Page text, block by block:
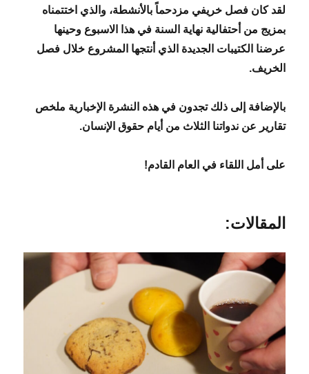
لقد كان فصل خريفي مزدحماً بالأنشطة، والذي اختتمناه
بمزيج من أحتفالية نهاية السنة في هذا الاسبوع وحينها
عرضنا الكتيبات الجديدة الذي أنتجها المشروع خلال فصل
الخريف.
بالإضافة إلى ذلك تجدون في هذه النشرة الإخبارية ملخص
تقارير عن ندواتنا الثلاث من أيام حقوق الإنسان.
على أمل اللقاء في العام القادم!
المقالات: